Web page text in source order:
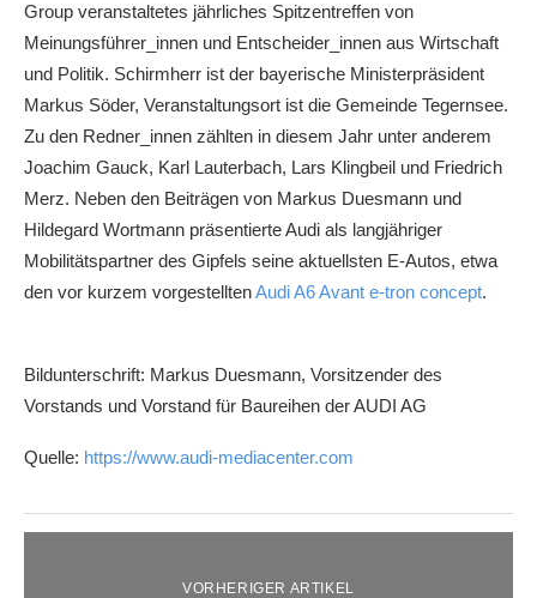
Group veranstaltetes jährliches Spitzentreffen von
Meinungsführer_innen und Entscheider_innen aus Wirtschaft
und Politik. Schirmherr ist der bayerische Ministerpräsident
Markus Söder, Veranstaltungsort ist die Gemeinde Tegernsee.
Zu den Redner_innen zählten in diesem Jahr unter anderem
Joachim Gauck, Karl Lauterbach, Lars Klingbeil und Friedrich
Merz. Neben den Beiträgen von Markus Duesmann und
Hildegard Wortmann präsentierte Audi als langjähriger
Mobilitätspartner des Gipfels seine aktuellsten E-Autos, etwa
den vor kurzem vorgestelltenAudi A6 Avant e-tron concept.
Bildunterschrift: Markus Duesmann, Vorsitzender des
Vorstands und Vorstand für Baureihen der AUDI AG
Quelle: https://www.audi-mediacenter.com
VORHERIGER ARTIKEL